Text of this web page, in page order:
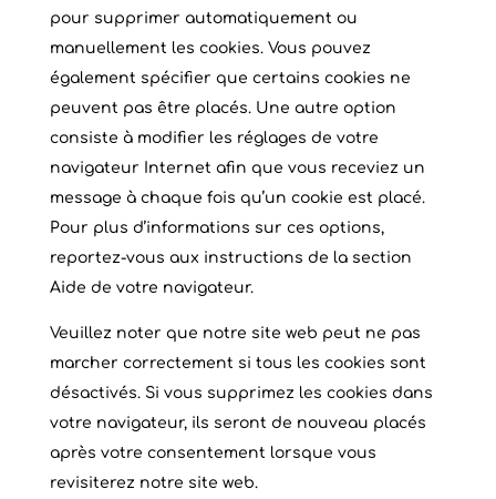
pour supprimer automatiquement ou
manuellement les cookies. Vous pouvez
également spécifier que certains cookies ne
peuvent pas être placés. Une autre option
consiste à modifier les réglages de votre
navigateur Internet afin que vous receviez un
message à chaque fois qu’un cookie est placé.
Pour plus d’informations sur ces options,
reportez-vous aux instructions de la section
Aide de votre navigateur.
Veuillez noter que notre site web peut ne pas
marcher correctement si tous les cookies sont
désactivés. Si vous supprimez les cookies dans
votre navigateur, ils seront de nouveau placés
après votre consentement lorsque vous
revisiterez notre site web.